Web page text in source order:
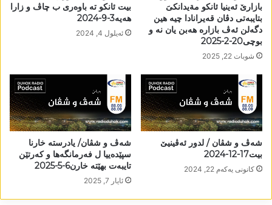
بازارێ ئەینیا ئانكو مةيدانكىَ
بتایبەتی دڤان قەیرانادا چیە ھین
دگەلن ئەڤ بازارە ھەبن یان نە و
بوچی20-2-2025
شوبات 22, 2025
بیت ئانکو تە باوەری ب چاڤ و زارا
ھەیە3-9-2024
ئه‌یلول 4, 2024
شەڤ و شڤان / لدور ئەڤینیێ
بیت17-12-2024
كانونی یه‌كه‌م 22, 2024
شەڤ و شڤان/ یادرستە خارنا
سپێدەییا ل فەرمانگەھا و کەرتێن
تایبەت بھێتە خارن6-5-2025
ئایار 7, 2025